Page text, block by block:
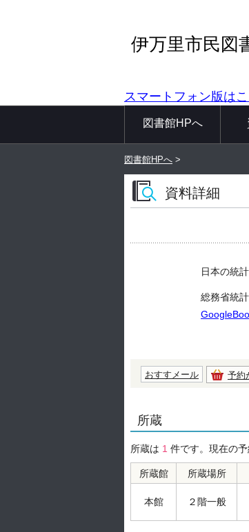
伊万里市民図
スマートフォン版は
図書館HPへ
図書館HPへ >
資料詳細
日本の統
総務省統
おすすメール 予約
所蔵
所蔵は 1 件です。現在の
所蔵館 所蔵場所
本館 ２階一般